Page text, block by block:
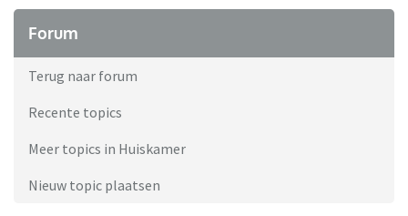
Forum
Terug naar forum
Recente topics
Meer topics in Huiskamer
Nieuw topic plaatsen